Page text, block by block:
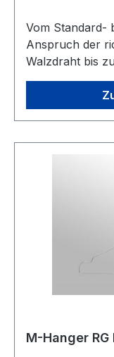
Vom Standard-
Anspruch der
Walzdraht bis
Ständige
Drahtzieherei
zeichnen
ermöglichen
Bügel aus
M-Hanger